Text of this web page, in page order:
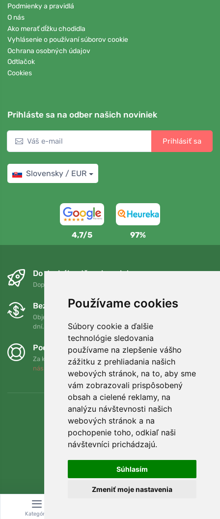
Používame cookies
Súbory cookie a ďalšie
technológie sledovania
používame na zlepšenie vášho
zážitku z prehliadania našich
webových stránok, na to, aby sme
vám zobrazovali prispôsobený
obsah a cielené reklamy, na
analýzu návštevnosti našich
webových stránok a na
pochopenie toho, odkiaľ naši
návštevníci prichádzajú.
Súhlasím
Zmeniť moje nastavenia
Podmienky a pravidlá
O nás
Ako merať dĺžku chodidla
Vyhlásenie o používaní súborov cookie
Ochrana osobných údajov
Odtlačok
Cookies
Prihláste sa na odber našich noviniek
Prihlásiť sa
Slovensky / EUR
4,7/5 97%
Do druhého dňa a bezplatne
Doprava zadarmo pri objednávkach nad 75 EUR
Bezplatná výmena a vrátenie tovaru
Objednávku môžete kedykoľvek vrátiť alebo vymeniť do 90
dní.
Podporujeme Trees.org
Za každú objednávku zasadíme strom! Prečítajte si viac
nás
Kategória